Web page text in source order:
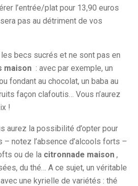
l’entrée/plat pour 13,90 euros
pas au détriment de vos
becs sucrés et ne sont pas en
maison : avec par exemple, un
fondant au chocolat, un baba au
façon clafoutis… Vous n’aurez
!
aurez la possibilité d’opter pour
notez l’absence d’alcools forts –
ou de la citronnade maison ,
du thé… A ce sujet, un véritable
une kyrielle de variétés : thé